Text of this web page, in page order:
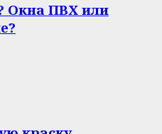
Окна ПВХ или